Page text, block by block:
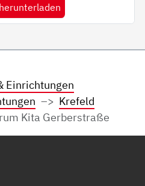
Einrichtungen
Krefeld
Kita Gerberstraße